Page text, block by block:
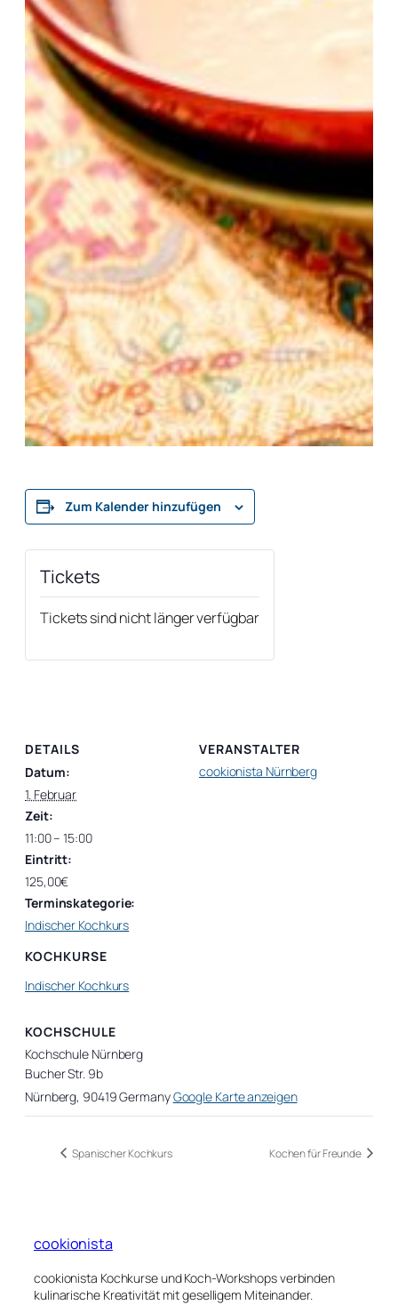
Zum Kalender hinzufügen
DETAILS
Datum:
1. Februar
Zeit:
11:00 – 15:00
Eintritt:
125,00€
Terminskategorie:
Indischer Kochkurs
KOCHSCHULE
Kochschule Nürnberg
Bucher Str. 9b
Nürnberg, 90419GermanyGoogle Karte anzeigen
VERANSTALTER
cookionista Nürnberg
KOCHKURSE
Indischer Kochkurs
Tickets
Tickets sind nicht länger verfügbar
Spanischer Kochkurs Kochen für Freunde
cookionista
cookionista Kochkurse und Koch-Workshops verbinden
kulinarische Kreativität mit geselligem Miteinander.